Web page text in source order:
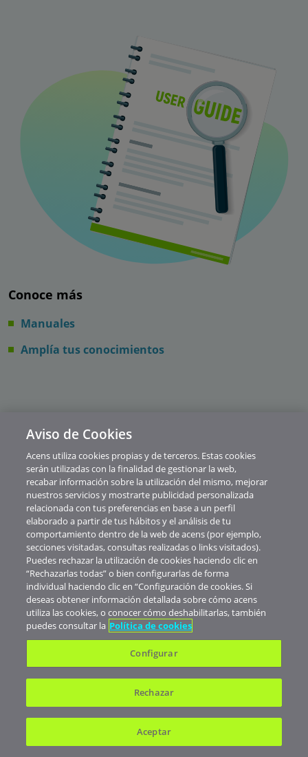
Conoce más
Manuales
Amplía tus conocimientos
Cloud
Backup
Aviso de Cookies
Acens utiliza cookies propias y de terceros. Estas cookies
serán utilizadas con la finalidad de gestionar la web,
recabar información sobre la utilización del mismo, mejorar
nuestros servicios y mostrarte publicidad personalizada
relacionada con tus preferencias en base a un perfil
elaborado a partir de tus hábitos y el análisis de tu
comportamiento dentro de la web de acens (por ejemplo,
secciones visitadas, consultas realizadas o links visitados).
Puedes rechazar la utilización de cookies haciendo clic en
“Rechazarlas todas” o bien configurarlas de forma
individual haciendo clic en “Configuración de cookies. Si
deseas obtener información detallada sobre cómo acens
utiliza las cookies, o conocer cómo deshabilitarlas, también
puedes consultar la Política de cookies
Configurar
Rechazar
Aceptar